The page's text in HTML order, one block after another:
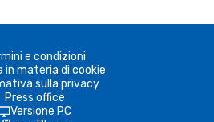
e condizioni
in materia di cookie
sulla privacy
Press office
Versione PC